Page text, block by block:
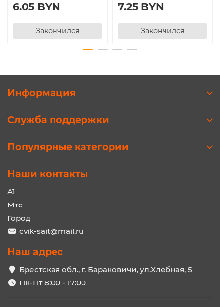
6.05 BYN
Закончился
7.25 BYN
Закончился
Информация
Служба поддержки
Популярные категории
Наши контакты
A1
Мтс
Город
cvik-sait@mail.ru
Наш адрес
Брестская обл., г. Барановичи, ул.Хлебная, 5
Пн-Пт 8:00 - 17:00